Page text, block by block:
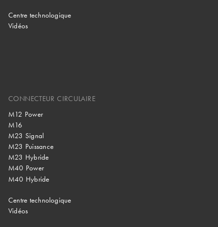
Centre technologique
Vidéos
CONNECTEUR CIRCULAIRE
M12 Power
M16
M23 Signal
M23 Puissance
M23 Hybride
M40 Power
M40 Hybride
Centre technologique
Vidéos